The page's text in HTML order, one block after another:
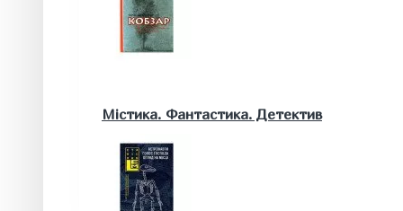
Математика. Природничі та інші науки
Біологія
Географія. Геологія
Містика. Фантастика. Детектив